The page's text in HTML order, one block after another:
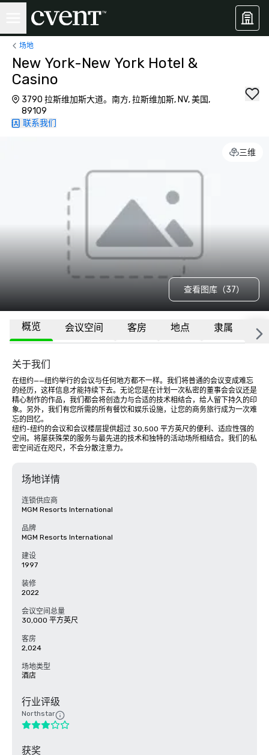
场地
New York-New York Hotel &
Casino
3790 拉斯维加斯大道。南方, 拉斯维加斯, NV, 美国,
89109
联系我们
三维
查看图库（37）
概览 会议空间 客房 地点 隶属 更
关于我们
在纽约——纽约举行的会议与任何地方都不一样。我们将普通的会议变成难忘
的经历，这样信息才能持续下去。无论您是在计划一次私密的董事会会议还是
精心制作的作品，我们都会将创造力与合适的技术相结合，给人留下持久的印
象。另外，我们有您所需的所有餐饮和娱乐设施，让您的商务旅行成为一次难
忘的回忆。
纽约-纽约的会议和会议楼层提供超过 30,500 平方英尺的便利、适应性强的
空间。将屡获殊荣的服务与最先进的技术和独特的活动场所相结合。我们的私
密空间近在咫尺，不会分散注意力。
场地详情
连锁供应商
MGM Resorts International
品牌
MGM Resorts International
建设
1997
装修
2022
会议空间总量
30,000 平方英尺
客房
2,024
场地类型
酒店
行业评级
Northstar
获奖